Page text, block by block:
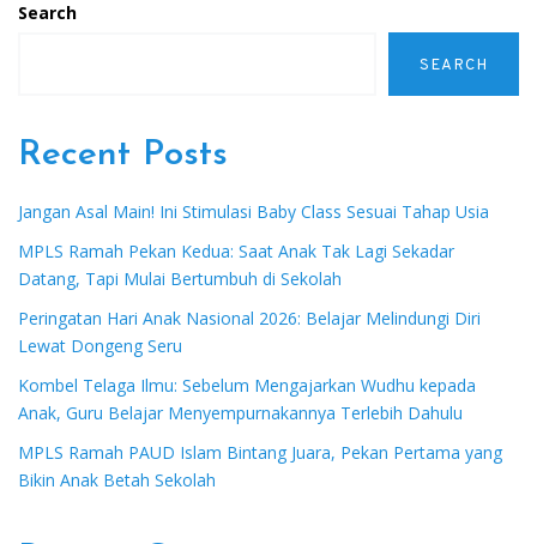
Search
SEARCH
Recent Posts
Jangan Asal Main! Ini Stimulasi Baby Class Sesuai Tahap Usia
MPLS Ramah Pekan Kedua: Saat Anak Tak Lagi Sekadar
Datang, Tapi Mulai Bertumbuh di Sekolah
Peringatan Hari Anak Nasional 2026: Belajar Melindungi Diri
Lewat Dongeng Seru
Kombel Telaga Ilmu: Sebelum Mengajarkan Wudhu kepada
Anak, Guru Belajar Menyempurnakannya Terlebih Dahulu
MPLS Ramah PAUD Islam Bintang Juara, Pekan Pertama yang
Bikin Anak Betah Sekolah